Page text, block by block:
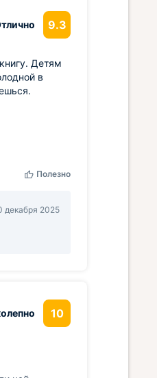
9.3
Детям
в
Полезно
декабря 2025
10